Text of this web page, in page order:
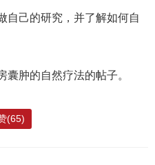
自己的研究，并了解如何自
肿的自然疗法的帖子。
(65)